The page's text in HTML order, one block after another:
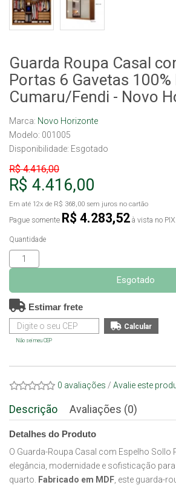
Guarda Roupa Casal
Portas 6 Gavetas 100%
Cumaru/Fendi - Novo
Marca: Novo Horizonte
Modelo: 001005
Disponibilidade: Esgotado
R$ 4.416,00
R$ 4.416,00
Em até 12x de R$ 368,00 sem juros no cartão
Pague somente R$ 4.283,52 à vista no
Quantidade
Esgotado
Estimar frete
Não sei meu CEP
0 avaliações / Avalie este
Descrição Avaliações (0)
Detalhes do Produto
O Guarda-Roupa Casal com Espelho Sollo
elegância, modernidade e sofisticação
quarto.
Fabricado em MDF , este guarda-